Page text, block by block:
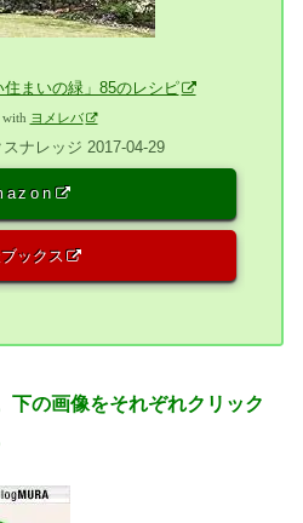
まいの緑」85のレシピ
with ヨメレバ
ナレッジ 2017-04-29
ックス
下の画像をそれぞれクリック